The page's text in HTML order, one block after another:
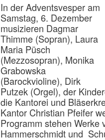
In der Adventsvesper am
Samstag, 6. Dezember
musizieren Dagmar
Thimme (Sopran), Laura
Maria Püsch
(Mezzosopran), Monika
Grabowska
(Barockvioline), Dirk
Putzek (Orgel), der
die Kantorei und
Kantor Christian Pfeifer
Programm stehen Werke
Hammerschmidt und